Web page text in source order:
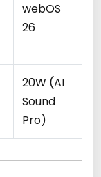
webOS
26
20W (AI
Sound
Pro)